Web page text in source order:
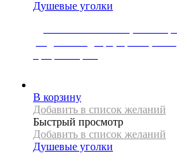
Душевые уголки
В корзину
Добавить в список желаний
Быстрый просмотр
Добавить в список желаний
Душевые уголки